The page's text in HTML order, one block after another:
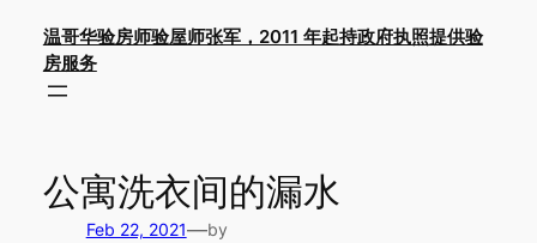
content
温哥华验房师验屋师张军，2011 年起持政府执照提供验
房服务
公寓洗衣间的漏水
Feb 22, 2021—by